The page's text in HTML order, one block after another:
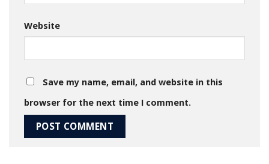
Website
Save my name, email, and website in this
browser for the next time I comment.